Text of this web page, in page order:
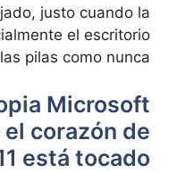
justo cuando la
el escritorio
pilas como nunca.
Microsoft
corazón de
está tocado